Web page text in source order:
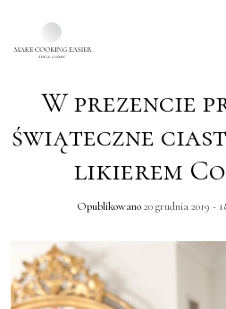
Skip to main content
W prezencie
świąteczne
likierem
Opublikowano20 grudnia 2019 -